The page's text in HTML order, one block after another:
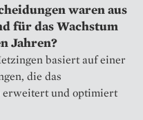
waren aus
für das Wachstum
Jahren?
basiert auf einer
die das
und optimiert